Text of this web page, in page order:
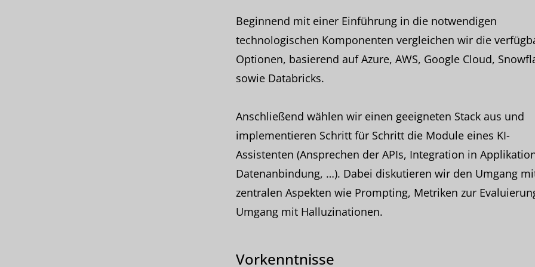
Beginnend mit einer Einführung in die notwendigen
technologischen Komponenten vergleichen wir die
Optionen, basierend auf Azure, AWS, Google Cloud,
sowie Databricks.
Anschließend wählen wir einen geeigneten Stack aus und
implementieren Schritt für Schritt die Module eines KI-
Assistenten (Ansprechen der APIs, Integration in
Datenanbindung, …). Dabei diskutieren wir den Umgang
zentralen Aspekten wie Prompting, Metriken zur
Umgang mit Halluzinationen.
Vorkenntnisse